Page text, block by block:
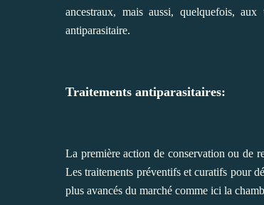
ancestraux, mais aussi, quelquefois,
antiparasitaire.
Traitements antiparasitaires:
La première action de conservation ou de
Les traitements préventifs et curatifs pour
plus avancés du marché comme ici la